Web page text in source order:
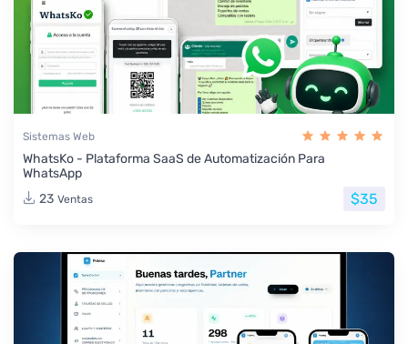
Sistemas Web
WhatsKo - Plataforma SaaS de Automatización Para
WhatsApp
23 Ventas $35